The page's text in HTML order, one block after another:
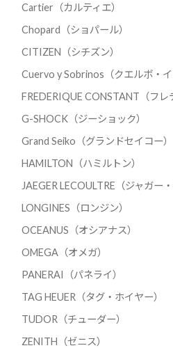
Cartier（カルティエ）
Chopard（ショパール）
CITIZEN（シチズン）
Cuervo y Sobrinos（クエルボ・イ
FREDERIQUE CONSTANT（フレ
G-SHOCK（ジーショック）
Grand Seiko（グランドセイコー）
HAMILTON（ハミルトン）
JAEGER LECOULTRE（ジャガー・
LONGINES（ロンジン）
OCEANUS（オシアナス）
OMEGA（オメガ）
PANERAI（パネライ）
TAG HEUER（タグ・ホイヤー）
TUDOR（チューダー）
ZENITH（ゼニス）